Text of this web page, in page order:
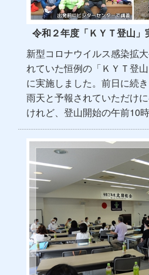
令和２年度「ＫＹＴ登山」
新型コロナウイルス感染拡
れていた恒例の「ＫＹＴ登
に実施しました。前日に続
雨天と予報されていただけ
けれど、登山開始の午前10